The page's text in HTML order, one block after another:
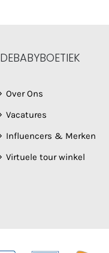
DEBABYBOETIEK
Over Ons
Vacatures
Influencers & Merken
Virtuele tour winkel